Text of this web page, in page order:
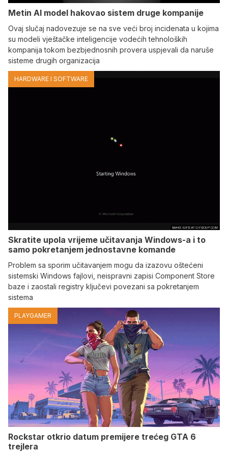
Metin AI model hakovao sistem druge kompanije
Ovaj slučaj nadovezuje se na sve veći broj incidenata u kojima
su modeli vještačke inteligencije vodećih tehnoloških
kompanija tokom bezbjednosnih provera uspjevali da naruše
sisteme drugih organizacija
HARDWARE I SOFTWARE
Skratite upola vrijeme učitavanja Windows-a i to
samo pokretanjem jednostavne komande
Problem sa sporim učitavanjem mogu da izazovu oštećeni
sistemski Windows fajlovi, neispravni zapisi Component Store
baze i zaostali registry ključevi povezani sa pokretanjem
sistema
PLAYGAMER
Rockstar otkrio datum premijere trećeg GTA 6
trejlera